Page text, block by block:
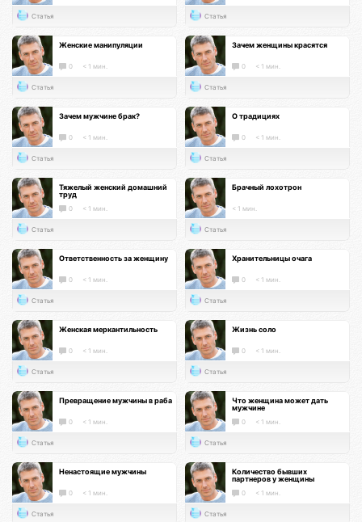
Статья Статья
Женские манипуляции
0 < 1 мин.
Статья
Зачем женщины красятся
0 < 1 мин.
Статья
Зачем мужчине брак?
0 < 1 мин.
Статья
О традициях
0 < 1 мин.
Статья
Тяжелый женский домашний
труд
0 < 1 мин.
Статья
Брачный лохотрон
< 1 мин.
Статья
Ответственность за женщину
0 < 1 мин.
Статья
Хранительницы очага
0 < 1 мин.
Статья
Женская меркантильность
0 < 1 мин.
Статья
Жизнь соло
0 < 1 мин.
Статья
Превращение мужчины в раба
0 < 1 мин.
Статья
Что женщина может дать
мужчине
0 < 1 мин.
Статья
Ненастоящие мужчины
0 < 1 мин.
Статья
Количество бывших
партнеров у женщины
0 < 1 мин.
Статья